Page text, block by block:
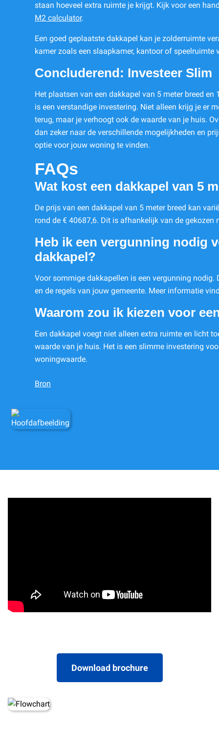
staan hoeveel extra ruimte je krijgt. Kijk voor een
M2 calculator.
Een goed geplaatste dakkapel kan je zolderruimte
kamer zoals een slaapkamer, kantoor of speelruimte
Concluderend: Investeer Slim
Het plaatsen van een dakkapel van 5 meter breed
is een verstandige investering. Niet alleen krijg je er
terug, maar je verhoogt ook de waarde van je huis.
dan zeker naar de verschillende mogelijkheden en
optie voor jouw woning te vinden.
FAQs
Wat kost een dakkapel van 5
De prijs van een dakkapel van 5 meter breed kan
rond de € 40687,6. Dit is afhankelijk van de gekozen
Heb ik een vergunning nodig
dakkapel?
Voor sommige dakkapellen is een vergunning
en de regels van jouw gemeente. Meer informatie
Waarom zou ik kiezen voor
Een dakkapel voegt niet alleen extra ruimte en licht
waarde van je huis. Het is een slimme investering
woningwaarde.
Bron
Download brochure